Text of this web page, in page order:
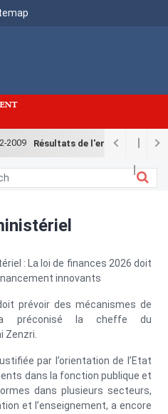
Résultats de l'enquête nationale
: La loi de finances 2026 doit
innovants
prévoir des mécanismes de
a préconisé la cheffe du
Zenzri.
par l’orientation de l’Etat
dans la fonction publique et
dans plusieurs secteurs,
et l’enseignement, a encore